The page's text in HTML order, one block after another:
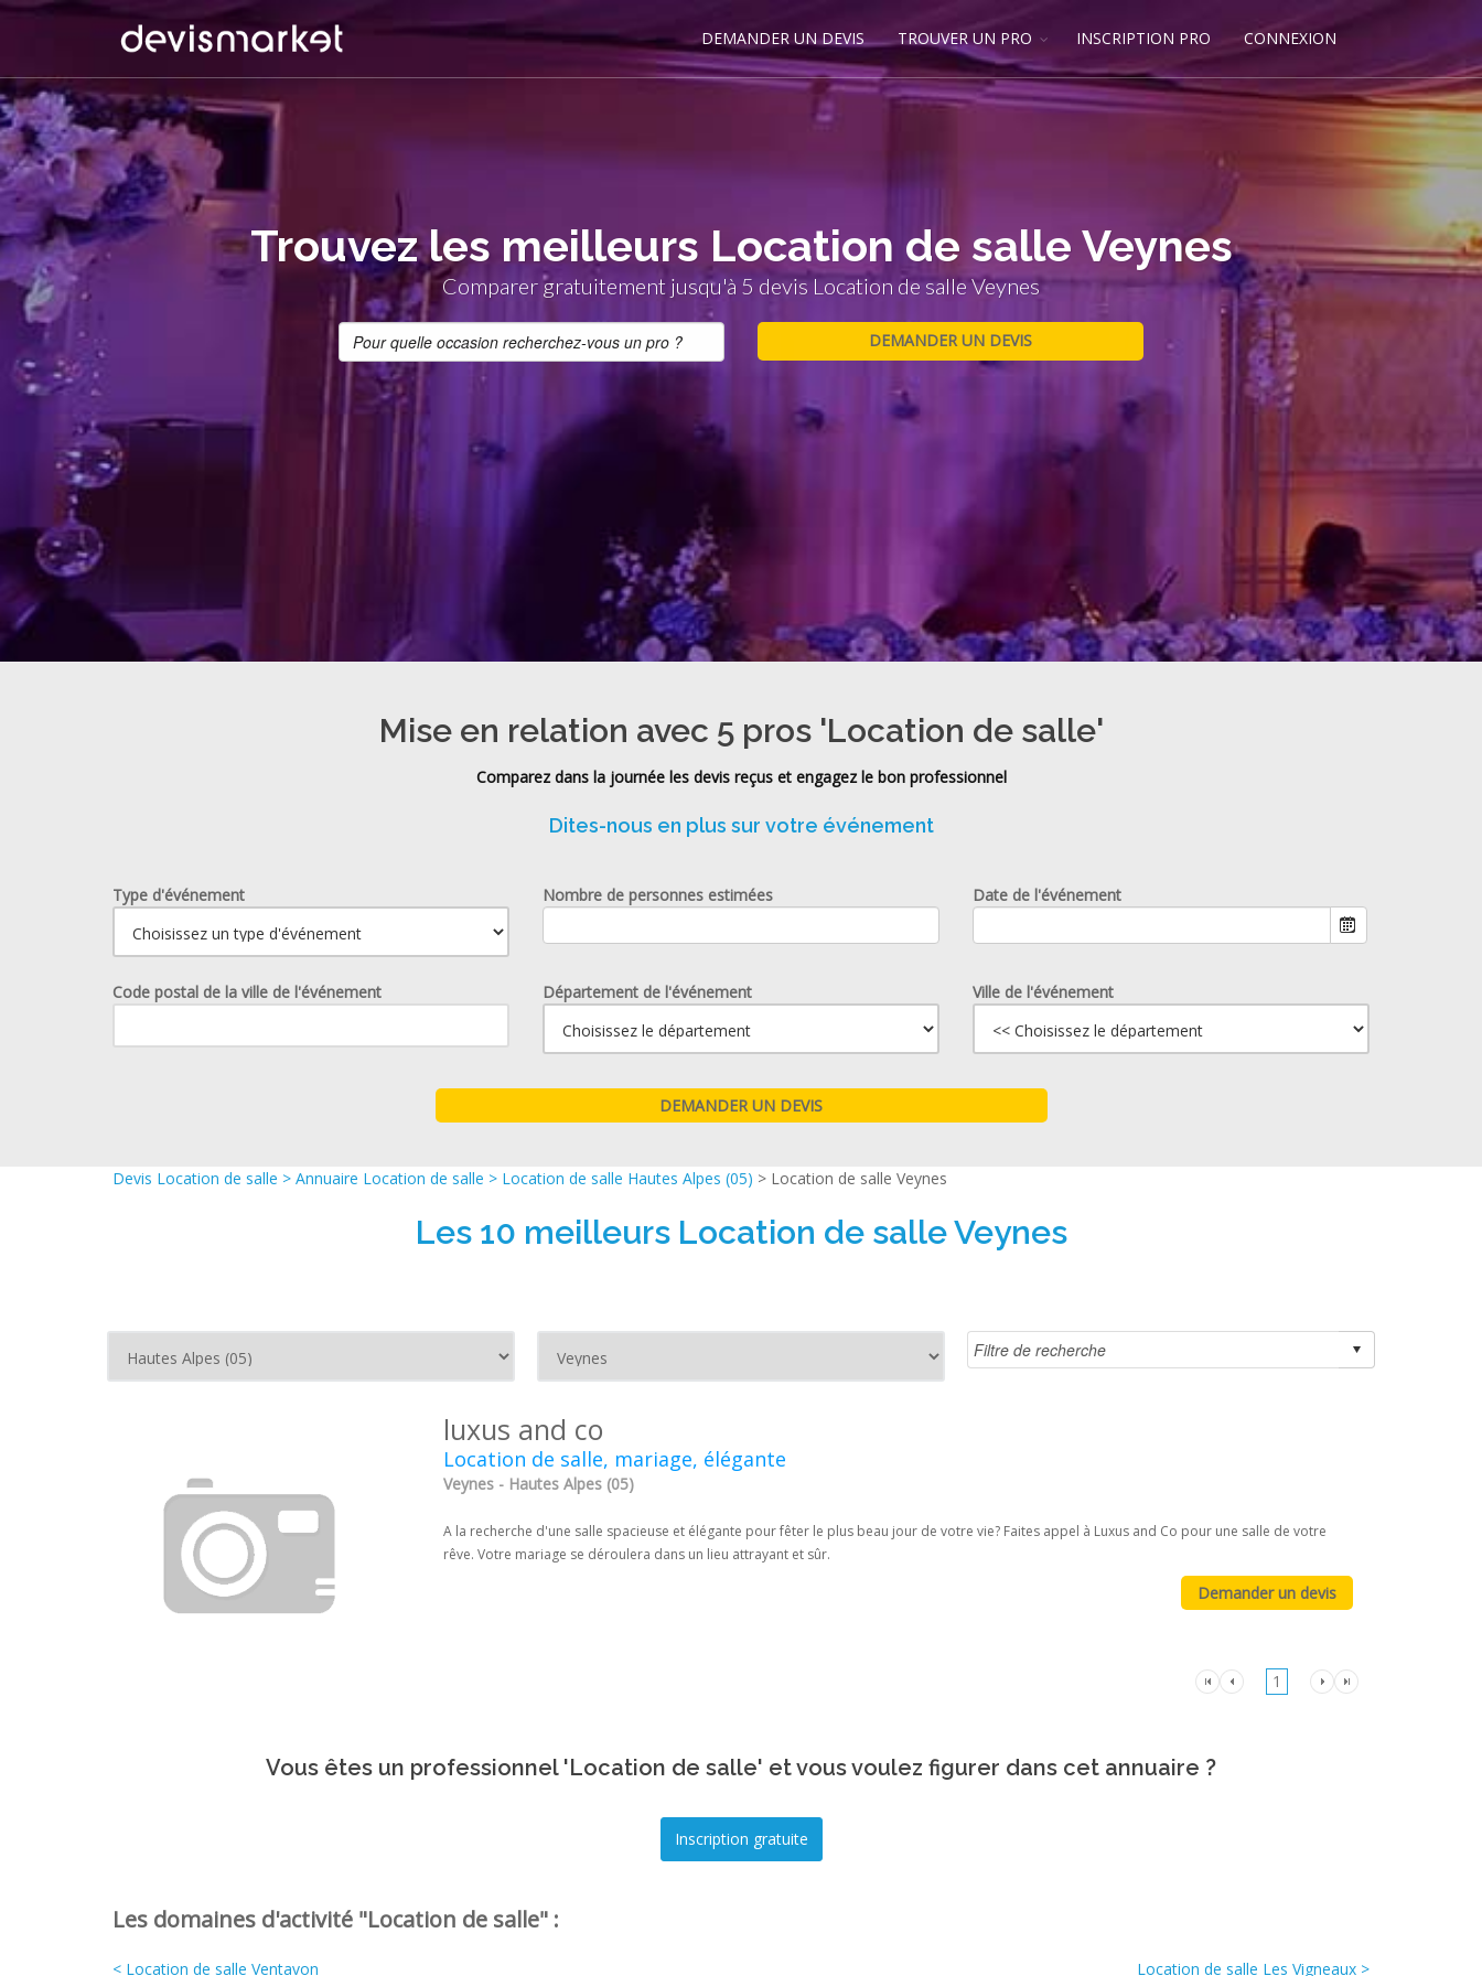
DEMANDER UN DEVIS TROUVER UN PRO INSCRIPTION PRO CONNEXION
Trouvez les meilleurs Location de salle Veynes
Comparer gratuitement jusqu'à 5 devis Location de salle Veynes
Mise en relation avec 5 pros 'Location de salle'
Comparez dans la journée les devis reçus et engagez le bon professionnel
Dites-nous en plus sur votre événement
Type d'événement Nombre de personnes estimées
Date de l'événement
Code postal de la ville de l'événement Département de l'événement Ville de l'événement
Devis Location de salle > Annuaire Location de salle > Location de salle Hautes Alpes (05) > Location de salle Veynes
Les 10 meilleurs Location de salle Veynes
luxus and co
Location de salle, mariage, élégante
Veynes - Hautes Alpes (05)
A la recherche d'une salle spacieuse et élégante pour fêter le plus beau jour de votre vie? Faites appel à Luxus and Co pour une salle de votre
rêve. Votre mariage se déroulera dans un lieu attrayant et sûr.
1
Vous êtes un professionnel 'Location de salle' et vous voulez figurer dans cet annuaire ?
Les domaines d'activité "Location de salle" :
< Location de salle Ventavon Location de salle Les Vigneaux >